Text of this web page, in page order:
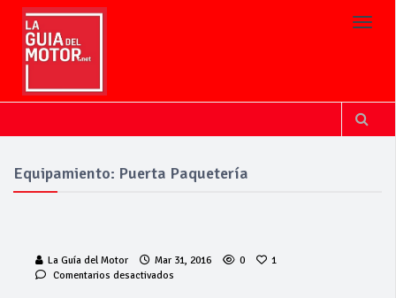
Equipamiento: Puerta Paquetería
La Guía del Motor Mar 31, 2016 0
1
Comentarios desactivados